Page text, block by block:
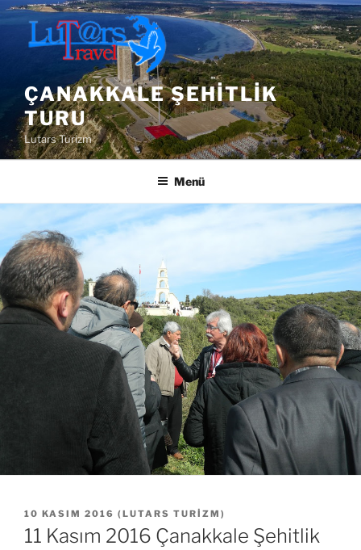
İçeriğe
geç
ÇANAKKALE ŞEHITLIK
TURU
Lutars Turizm
Menü
YAYIM
TARIHI
10 KASIM 2016 ( LUTARS TURIZM )
11 Kasım 2016 Çanakkale Şehitlik